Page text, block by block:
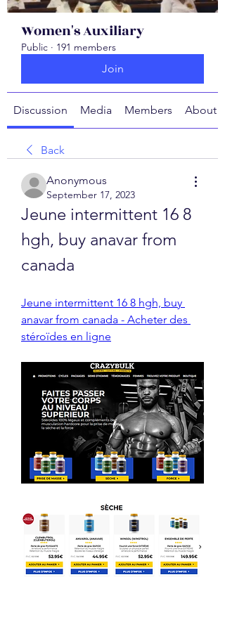
Women's Auxiliary
Public · 191 members
Join
Discussion Media Members About
Back
Anonymous
September 17, 2023
Jeune intermittent 16 8
hgh, buy anavar from
canada
Jeune intermittent 16 8 hgh, buy
anavar from canada - Acheter des
stéroïdes en ligne